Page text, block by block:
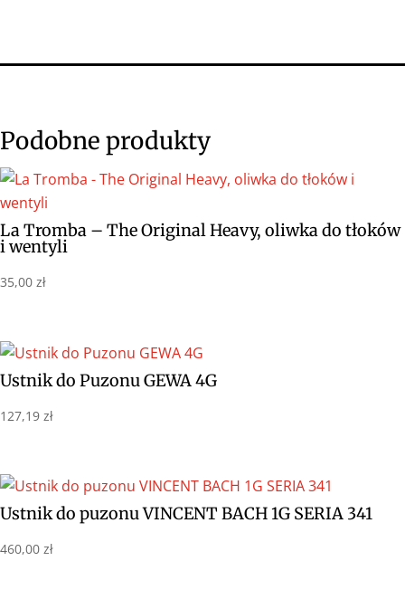
Podobne produkty
La Tromba – The Original Heavy, oliwka do tłoków
i wentyli
35,00 zł
Ustnik do Puzonu GEWA 4G
127,19 zł
Ustnik do puzonu VINCENT BACH 1G SERIA 341
460,00 zł